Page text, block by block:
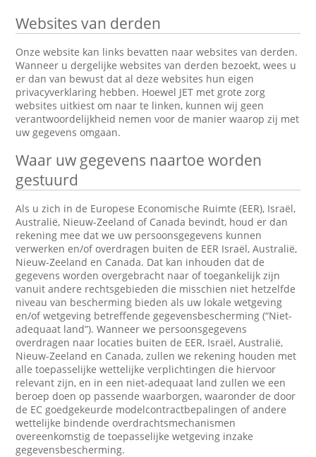
Websites van derden
Onze website kan links bevatten naar websites van derden.
Wanneer u dergelijke websites van derden bezoekt, wees u
er dan van bewust dat al deze websites hun eigen
privacyverklaring hebben. Hoewel JET met grote zorg
websites uitkiest om naar te linken, kunnen wij geen
verantwoordelijkheid nemen voor de manier waarop zij met
uw gegevens omgaan.
Waar uw gegevens naartoe worden
gestuurd
Als u zich in de Europese Economische Ruimte (EER), Israël,
Australië, Nieuw-Zeeland of Canada bevindt, houd er dan
rekening mee dat we uw persoonsgegevens kunnen
verwerken en/of overdragen buiten de EER Israël, Australië,
Nieuw-Zeeland en Canada. Dat kan inhouden dat de
gegevens worden overgebracht naar of toegankelijk zijn
vanuit andere rechtsgebieden die misschien niet hetzelfde
niveau van bescherming bieden als uw lokale wetgeving
en/of wetgeving betreffende gegevensbescherming (“Niet-
adequaat land”). Wanneer we persoonsgegevens
overdragen naar locaties buiten de EER, Israël, Australië,
Nieuw-Zeeland en Canada, zullen we rekening houden met
alle toepasselijke wettelijke verplichtingen die hiervoor
relevant zijn, en in een niet-adequaat land zullen we een
beroep doen op passende waarborgen, waaronder de door
de EC goedgekeurde modelcontractbepalingen of andere
wettelijke bindende overdrachtsmechanismen
overeenkomstig de toepasselijke wetgeving inzake
gegevensbescherming.